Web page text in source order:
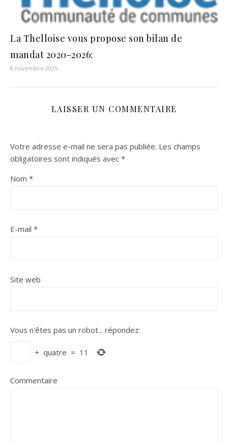
La Thelloise vous propose son bilan de
mandat 2020-2026:
8 novembre 2025
LAISSER UN COMMENTAIRE
Votre adresse e-mail ne sera pas publiée. Les champs
obligatoires sont indiqués avec *
Nom *
E-mail *
Site web
Vous n'êtes pas un robot... répondez:
+ quatre = 11
Commentaire